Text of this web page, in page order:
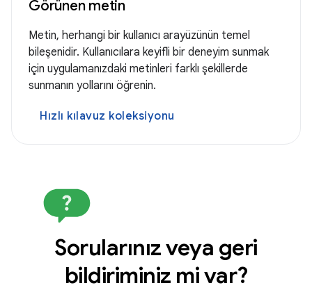
Görünen metin
Metin, herhangi bir kullanıcı arayüzünün temel
bileşenidir. Kullanıcılara keyifli bir deneyim sunmak
için uygulamanızdaki metinleri farklı şekillerde
sunmanın yollarını öğrenin.
Hızlı kılavuz koleksiyonu
Sorularınız veya geri
bildiriminiz mi var?